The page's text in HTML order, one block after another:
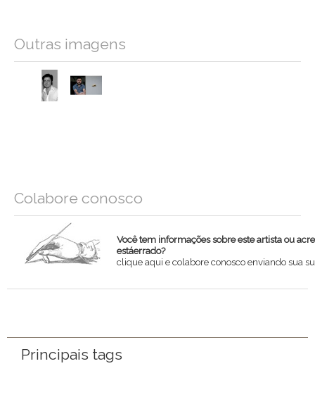
Outras imagens
Colabore conosco
Você tem informações sobre este artista ou
estáerrado?
clique aqui e colabore conosco enviando sua
Principais tags